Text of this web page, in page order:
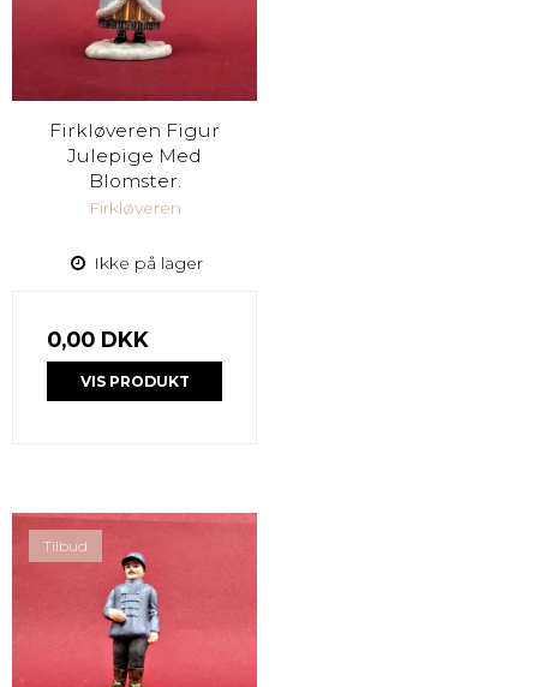
Firkløveren Figur
Julepige Med
Blomster.
Firkløveren
Ikke på lager
0,00 DKK
VIS PRODUKT
Tilbud